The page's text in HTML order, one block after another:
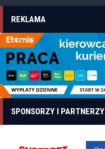
REKLAMA
SPONSORZY I PARTNERZY